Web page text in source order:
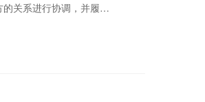
关系进行协调，并履行